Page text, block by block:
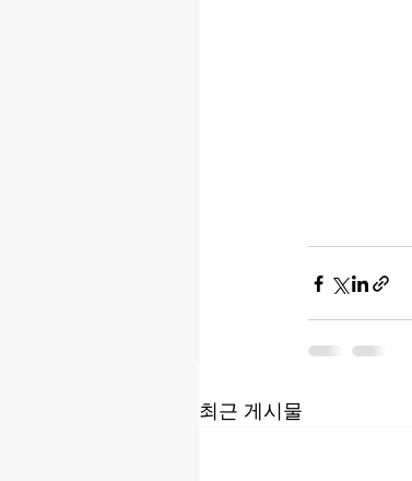
최근 게시물